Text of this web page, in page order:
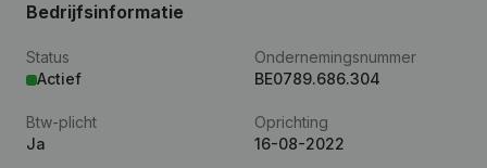
Bedrijfsinformatie
Status
Actief
Ondernemingsnummer
BE0789.686.304
Btw-plicht
Ja
Oprichting
16-08-2022